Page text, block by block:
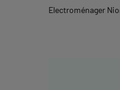
Electroménager